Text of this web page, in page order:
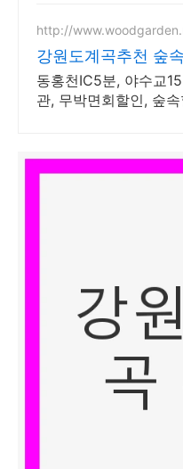
http://
강원도계곡추천 숲
동홍천IC5분, 야수교
관, 무박면회할인, 숲속